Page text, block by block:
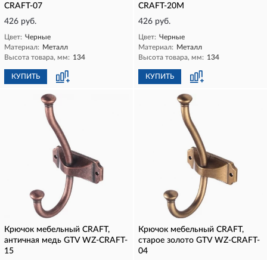
CRAFT-07
426 руб.
Цвет: Черные
Материал: Металл
Высота товара, мм: 134
КУПИТЬ
CRAFT-20M
426 руб.
Цвет: Черные
Материал: Металл
Высота товара, мм: 134
КУПИТЬ
Крючок мебельный CRAFT,
античная медь GTV WZ-CRAFT-
15
Крючок мебельный CRAFT,
старое золото GTV WZ-CRAFT-
04